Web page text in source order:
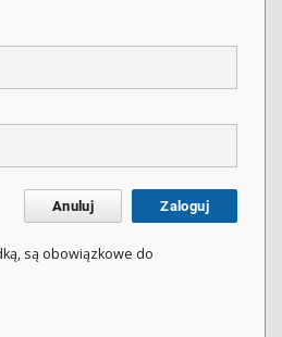
Anuluj Zaloguj
są obowiązkowe do